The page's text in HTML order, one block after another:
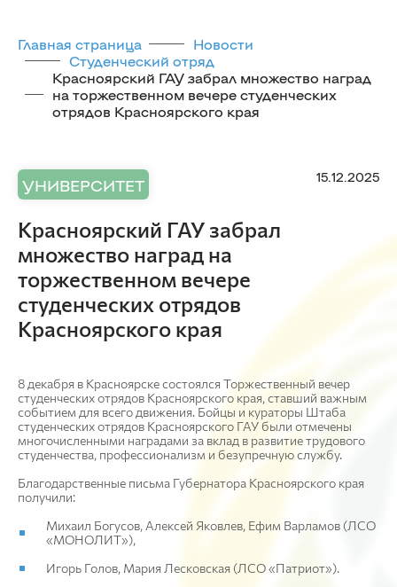
Главная страница
Новости
Студенческий отряд
Красноярский ГАУ забрал множество наград
на торжественном вечере студенческих
отрядов Красноярского края
УНИВЕРСИТЕТ 15.12.2025
Красноярский ГАУ забрал
множество наград на
торжественном вечере
студенческих отрядов
Красноярского края
8 декабря в Красноярске состоялся Торжественный вечер
студенческих отрядов Красноярского края, ставший важным
событием для всего движения. Бойцы и кураторы Штаба
студенческих отрядов Красноярского ГАУ были отмечены
многочисленными наградами за вклад в развитие трудового
студенчества, профессионализм и безупречную службу.
Благодарственные письма Губернатора Красноярского края
получили:
Михаил Богусов, Алексей Яковлев, Ефим Варламов (ЛСО
«МОНОЛИТ»),
Игорь Голов, Мария Лесковская (ЛСО «Патриот»).